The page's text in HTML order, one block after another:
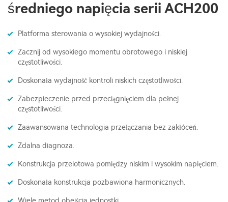
średniego napięcia serii ACH200
Platforma sterowania o wysokiej wydajności.
Zacznij od wysokiego momentu obrotowego i niskiej
częstotliwości.
Doskonała wydajność kontroli niskich częstotliwości.
Zabezpieczenie przed przeciągnięciem dla pełnej
częstotliwości.
Zaawansowana technologia przełączania bez zakłóceń.
Zdalna diagnoza.
Konstrukcja przelotowa pomiędzy niskim i wysokim napięciem.
Doskonała konstrukcja pozbawiona harmonicznych.